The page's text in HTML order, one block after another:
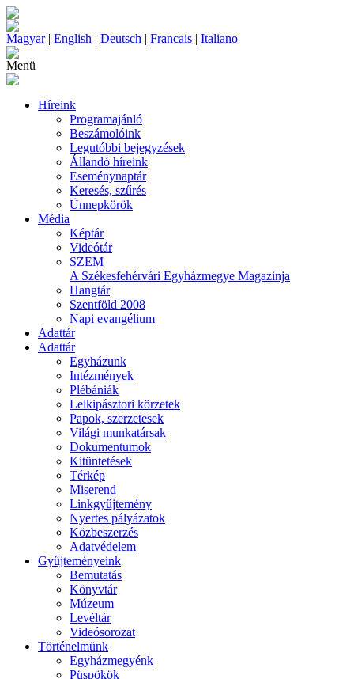
Magyar| English | Deutsch | Francais | Italiano
Menü
Híreink
Programajánló
Beszámolóink
Legutóbbi bejegyzések
Állandó híreink
Eseménynaptár
Keresés, szűrés
Ünnepkörök
Média
Képtár
Videótár
SZEM
A Székesfehérvári Egyházmegye Magazinja
Hangtár
Szentföld 2008
Napi evangélium
Adattár
Adattár
Egyházunk
Intézmények
Plébániák
Lelkipásztori körzetek
Papok, szerzetesek
Világi munkatársak
Dokumentumok
Kitüntetések
Térkép
Miserend
Linkgyűjtemény
Nyertes pályázatok
Közbeszerzés
Adatvédelem
Gyűjteményeink
Bemutatás
Könyvtár
Múzeum
Levéltár
Videósorozat
Történelmünk
Egyházmegyénk
Püspökök